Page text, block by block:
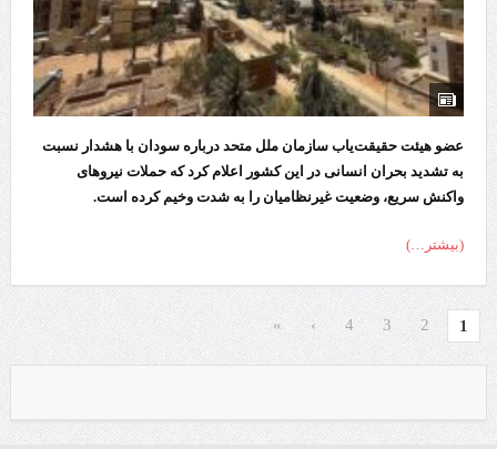
عضو هیئت حقیقت‌یاب سازمان ملل متحد درباره سودان با هشدار نسبت
به تشدید بحران انسانی در این کشور اعلام کرد که حملات نیروهای
واکنش سریع، وضعیت غیرنظامیان را به شدت وخیم کرده است.
(بیشتر…)
1
2
3
4
›
»